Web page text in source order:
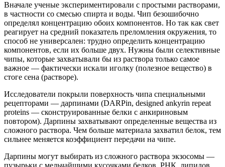
Вначале ученые экспериментировали с простыми растворами,
в частности со смесью спирта и воды. Чип безошибочно
определял концентрацию обоих компонентов. Но так как свет
реагирует на средний показатель преломления окружения, то
способ не универсален: трудно определить концентрацию
компонентов, если их больше двух. Нужны были селективные
чипы, которые захватывали бы из раствора только самое
важное — ​фактически искали иголку (полезное вещество) в
стоге сена (растворе).
Исследователи покрыли поверхность чипа специальными
рецепторами — ​дарпинами (DARPin, designed ankyrin repeat
proteins — ​сконструированные белки с анкириновым
повтором). Дарпины захватывают определенные вещества из
сложного раствора. Чем больше материала захватил белок, тем
сильнее меняется коэффициент передачи на чипе.
Дарпины могут выбирать из сложного раствора экзосомы — ​